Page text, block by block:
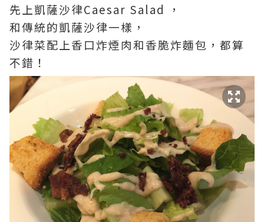
先上凱薩沙律Caesar Salad ，
和傳統的凱薩沙律一樣，
沙律菜配上香口炸煙肉和香脆炸麵包，都算
不錯！